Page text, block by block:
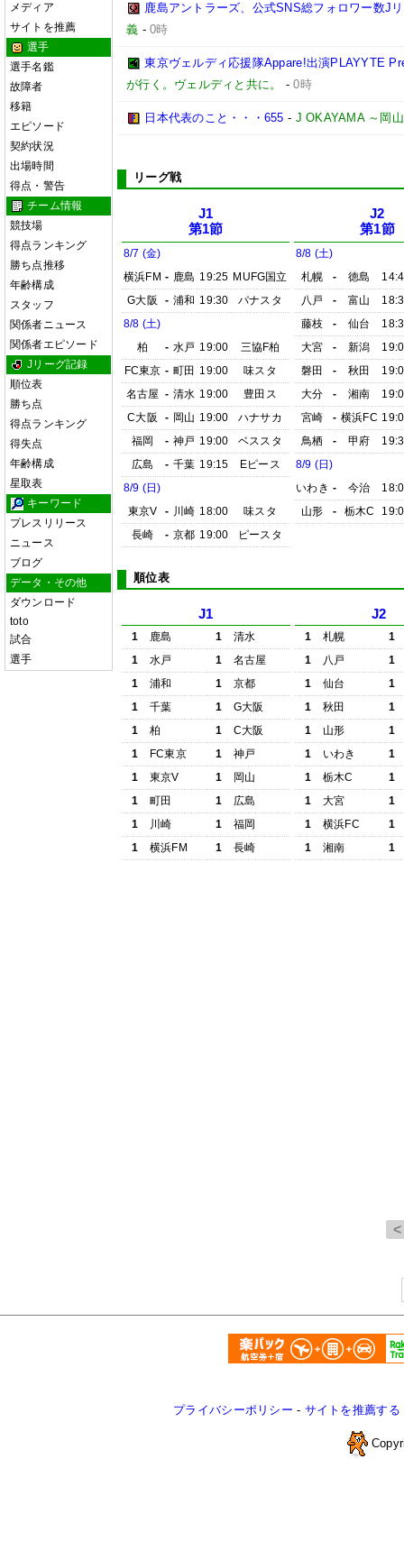
メディア
サイトを推薦
選手
選手名鑑
故障者
移籍
エピソード
契約状況
出場時間
得点・警告
チーム情報
競技場
得点ランキング
勝ち点推移
年齢構成
スタッフ
関係者ニュース
関係者エピソード
Jリーグ記録
順位表
勝ち点
得点ランキング
得失点
年齢構成
星取表
キーワード
プレスリリース
ニュース
ブログ
データ・その他
ダウンロード
toto
試合
選手
鹿島アントラーズ、公式SNS総フォロワー数J
義 -0時
東京ヴェルディ応援隊Appare!出演PLAYYTE
が行く。ヴェルディと共に。
-0時
日本代表のこと・・・655 - J OKAYAMA ～岡
リーグ戦
J1
第1節
8/7 (金)
横浜FM - 鹿島 19:25 MUFG国立
G大阪
- 浦和 19:30
パナスタ
8/8 (土)
柏
- 水戸 19:00
三協F柏
FC東京 - 町田 19:00
味スタ
名古屋 - 清水 19:00
豊田ス
C大阪
- 岡山 19:00
ハナサカ
福岡
- 神戸 19:00
ベススタ
広島
- 千葉 19:15
Eピース
8/9 (日)
東京V
- 川崎 18:00
味スタ
長崎
- 京都 19:00 ピースタ
J2
第1節
8/8 (土)
札幌
- 徳島
八戸
- 富山
藤枝
- 仙台
大宮
- 新潟
磐田
- 秋田
大分
- 湘南
宮崎
- 横浜FC
鳥栖
- 甲府
8/9 (日)
いわき - 今治
山形
- 栃木C
順位表
J1
1 鹿島 1
清水
1
水戸 1
名古屋
1
浦和 1
京都
1
千葉 1
G大阪
1
柏 1
C大阪
1
FC東京 1
神戸
1
東京V 1
岡山
1
町田 1
広島
1
川崎 1
福岡
1
横浜FM 1 長崎
J2
1 札幌
1
1
八戸
1
1
仙台
1
1
秋田
1
1
山形
1
1
いわき
1
1
栃木C
1
1
大宮
1
1
横浜FC
1
1
湘南 1
プライバシーポリシー - サイトを推薦する